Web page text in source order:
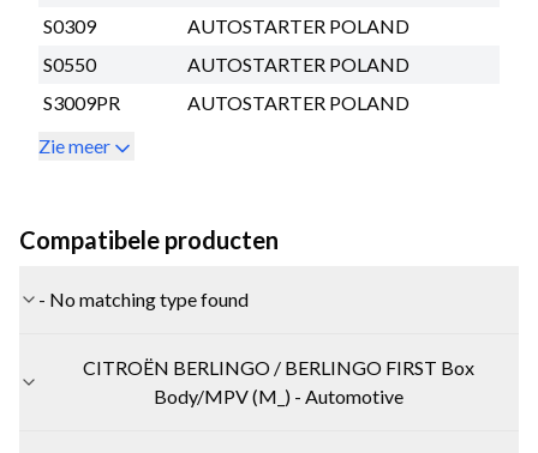
S0309
AUTOSTARTER POLAND
S0550
AUTOSTARTER POLAND
S3009PR
AUTOSTARTER POLAND
Zie meer
Compatibele producten
- No matching type found
CITROËN BERLINGO / BERLINGO FIRST Box
Body/MPV (M_) - Automotive